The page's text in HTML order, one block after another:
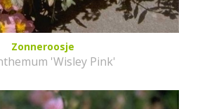
Zonneroosje
'Wisley Pink'